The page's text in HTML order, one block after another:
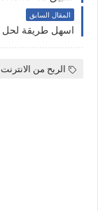
المقال السابق
الربح من الانترنت